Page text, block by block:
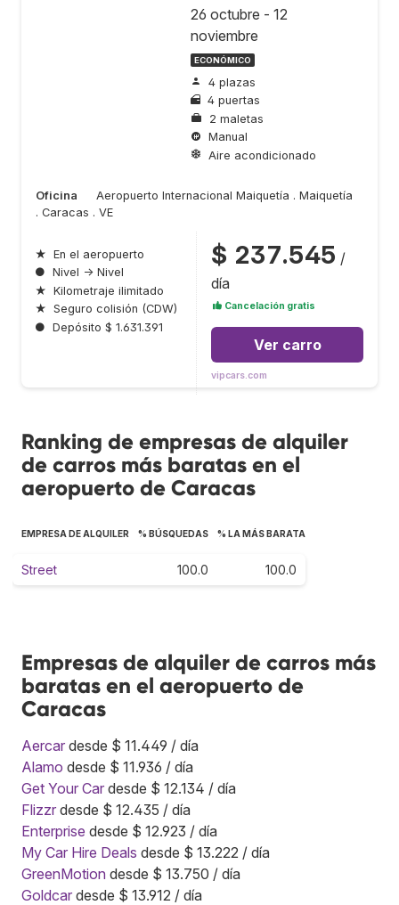
26 octubre - 12
noviembre
ECONÓMICO
4 plazas
4 puertas
2 maletas
Manual
Aire acondicionado
Oficina
Aeropuerto Internacional Maiquetía . Maiquetía
. Caracas . VE
★ En el aeropuerto
● Nivel → Nivel
★ Kilometraje ilimitado
★ Seguro colisión (CDW)
● Depósito $ 1.631.391
$ 237.545 /
día
Cancelación gratis
Ver carro
vipcars.com
Ranking de empresas de alquiler
de carros más baratas en el
aeropuerto de Caracas
EMPRESA DE ALQUILER % BÚSQUEDAS % LA MÁS BARATA
Street 100.0 100.0
Empresas de alquiler de carros más
baratas en el aeropuerto de
Caracas
Aercar desde $ 11.449 / día
Alamo desde $ 11.936 / día
Get Your Car desde $ 12.134 / día
Flizzr desde $ 12.435 / día
Enterprise desde $ 12.923 / día
My Car Hire Deals desde $ 13.222 / día
GreenMotion desde $ 13.750 / día
Goldcar desde $ 13.912 / día